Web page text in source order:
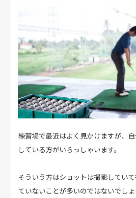
練習場で最近はよく見かけますが、
している方がいらっしゃいます。
そういう方はショットは撮影してい
ていないことが多いのではないでしょ